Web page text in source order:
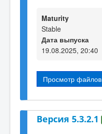
Maturity
Stable
Дата выпуска
19.08.2025, 20:40
Просмотр файлов
Версия 5.3.2.1